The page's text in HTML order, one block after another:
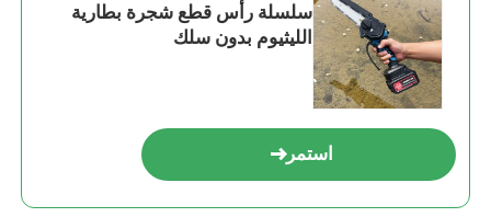
سلسلة رأس قطع شجرة بطارية
الليثيوم بدون سلك
استمر